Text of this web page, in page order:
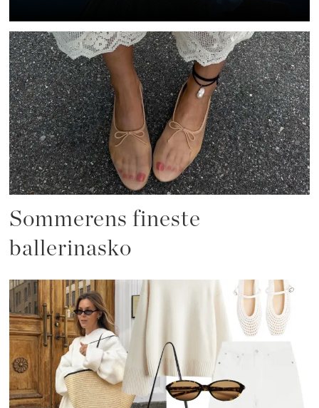
Sommerens fineste
ballerinasko